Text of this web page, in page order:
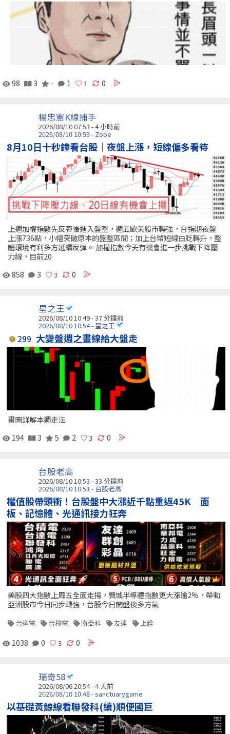
98 3 - 1 0
楊忠憲K線捕手
2026/08/10 07:53 -4 小時前
2026/08/10 10:59 - Zooe
8月10日十秒鐘看台股｜夜盤上漲，短線偏多看待
上週加權指數先反彈後進入盤整，週五歐美股市轉強，台指期夜盤
上漲736點，小幅突破原本的盤整區間；加上台幣短線由貶轉升，整
體環境有利多方延續反彈。 加權指數今天有機會進一步挑戰下降壓
力線，目前20
858
3 0
星之王
2026/08/10 10:49 -37 分鐘前
2026/08/10 10:54 - 星之王
299 大變盤週之畫線給大盤走
畫圖詳解本週走法
194
3 5 2 0
台股老高
2026/08/10 10:53 -33 分鐘前
2026/08/10 10:53 - 台股老高
權值股帶頭衝！台股盤中大漲近千點重返45K 面
板、記憶體、光通訊接力狂奔
美股四大指數上周五全面走揚，費城半導體指數更大漲逾2%，帶動
亞洲股市今日同步轉強，台股今日開盤後多方氣
台達電 台積電 南亞科 友達 上詮
1038 0 0
瑞奇58
2026/08/06 20:54 - 4 天前
2026/08/10 10:48 - sanctuarygame
以基礎黃鯨線看聯發科(續)順便國巨